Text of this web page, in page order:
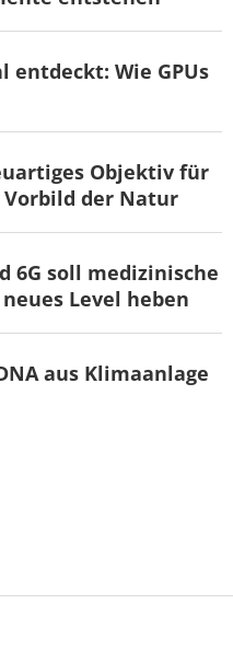
entdeckt: Wie GPUs
Objektiv für
der Natur
6G soll medizinische
Level heben
aus Klimaanlage